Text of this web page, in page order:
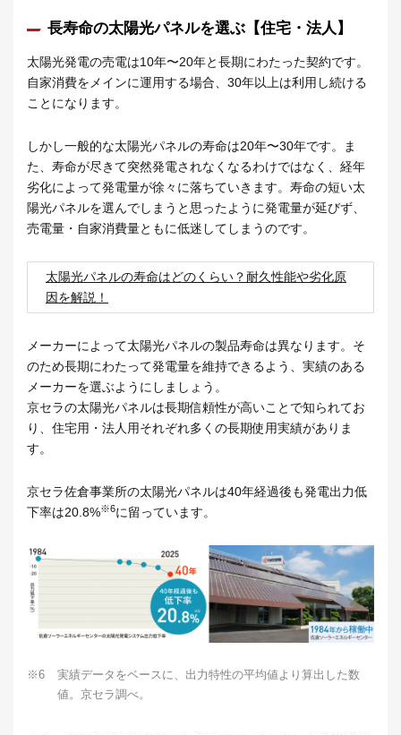
長寿命の太陽光パネルを選ぶ【住宅・法人】
太陽光発電の売電は10年〜20年と長期にわたった契約です。
自家消費をメインに運用する場合、30年以上は利用し続ける
ことになります。
しかし一般的な太陽光パネルの寿命は20年〜30年です。ま
た、寿命が尽きて突然発電されなくなるわけではなく、経年
劣化によって発電量が徐々に落ちていきます。寿命の短い太
陽光パネルを選んでしまうと思ったように発電量が延びず、
売電量・自家消費量ともに低迷してしまうのです。
太陽光パネルの寿命はどのくらい？耐久性能や劣化原
因を解説！
メーカーによって太陽光パネルの製品寿命は異なります。そ
のため長期にわたって発電量を維持できるよう、実績のある
メーカーを選ぶようにしましょう。
京セラの太陽光パネルは長期信頼性が高いことで知られてお
り、住宅用・法人用それぞれ多くの長期使用実績がありま
す。
京セラ佐倉事業所の太陽光パネルは40年経過後も発電出力低
下率は20.8%※6に留っています。
※6
実績データをベースに、出力特性の平均値より算出した数
値。京セラ調べ。